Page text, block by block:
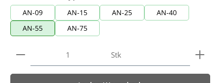
AN-09 AN-15 AN-25
AN-40
AN-55
AN-75
Produkt Anzahl: Gib den gewünschten Wert ein
Stk